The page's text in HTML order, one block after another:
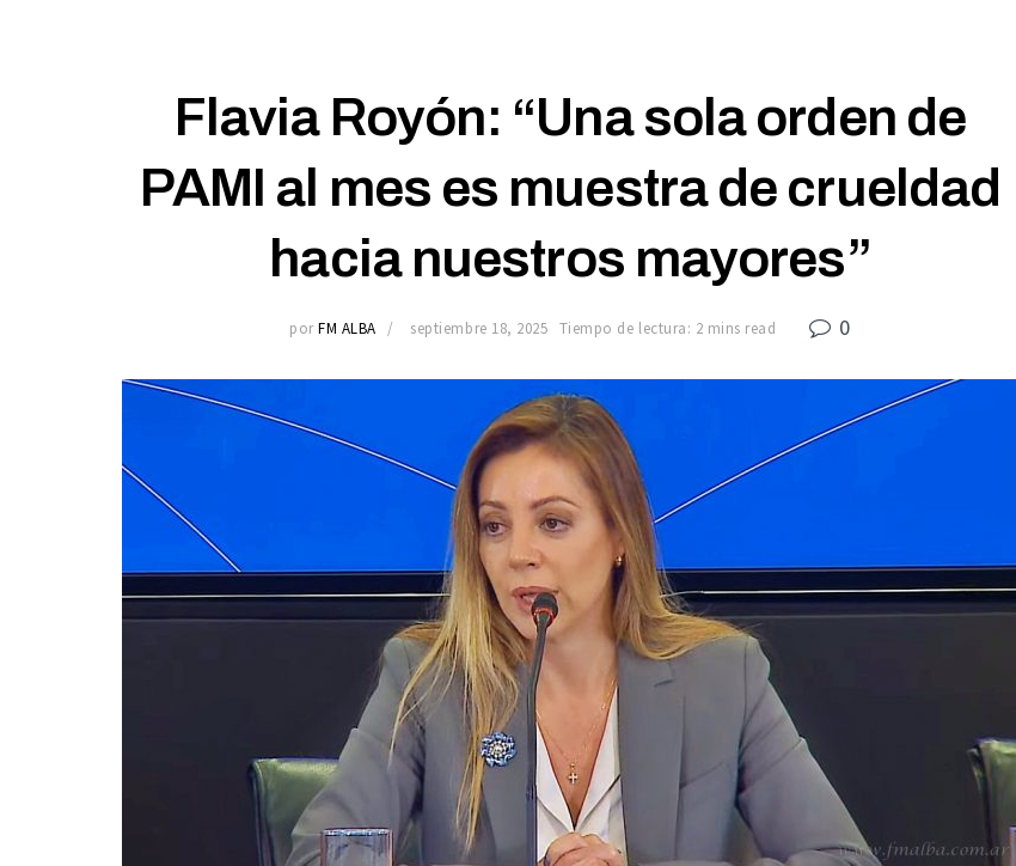
Flavia Royón: “Una sola orden de
PAMI al mes es muestra de crueldad
hacia nuestros mayores”
por FM ALBA septiembre 18, 2025 Tiempo de lectura: 2 mins read 0